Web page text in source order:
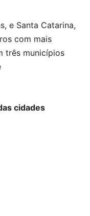
e Santa Catarina,
com mais
três municípios
cidades